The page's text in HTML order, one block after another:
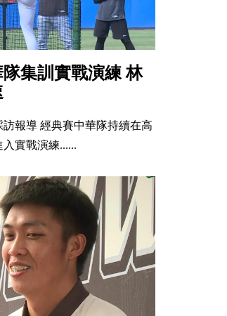
集訓實戰演練 林
報導 經典賽中華隊持續在高
實戰演練......